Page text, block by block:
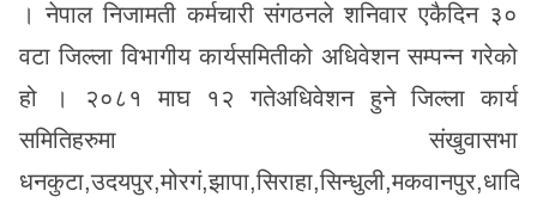
। नेपाल निजामती कर्मचारी संगठनले शनिवार एकैदिन ३०
वटा जिल्ला विभागीय कार्यसमितीको अधिवेशन सम्पन्न गरेको
हो । २०८१ माघ १२ गतेअधिवेशन हुने जिल्ला कार्य
समितिहरुमा संखुवासभा